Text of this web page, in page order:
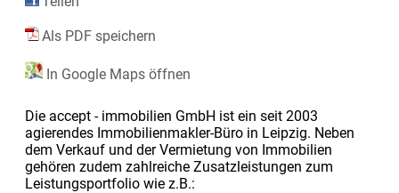
Als PDF speichern
In Google Maps öffnen
Die accept - immobilien GmbH ist ein seit 2003
agierendes Immobilienmakler-Büro in Leipzig. Neben
dem Verkauf und der Vermietung von Immobilien
gehören zudem zahlreiche Zusatzleistungen zum
Leistungsportfolio wie z.B.: